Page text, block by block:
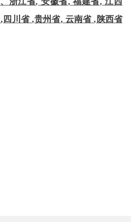
,四川省 ,贵州省, 云南省 ,陕西省